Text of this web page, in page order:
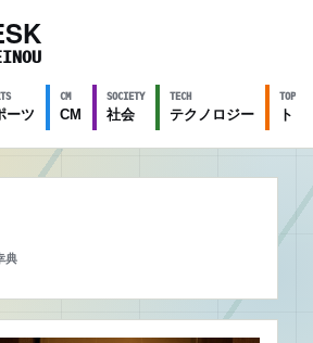
ーツ
CM
CM
SOCIETY
社会
TECH
テクノロジー
TOPICS
ト
典